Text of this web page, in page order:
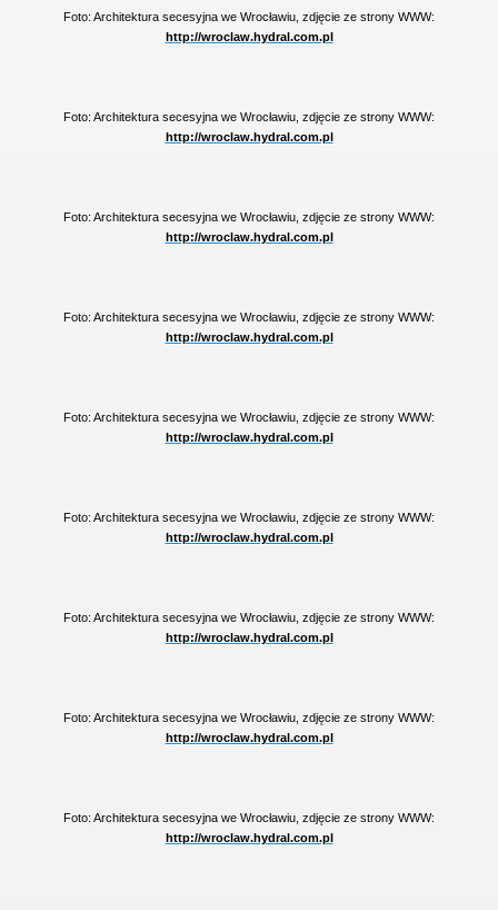
Foto: Architektura secesyjna we Wrocławiu, zdjęcie ze strony WWW:
http://wroclaw.hydral.com.pl
Foto: Architektura secesyjna we Wrocławiu, zdjęcie ze strony WWW:
http://wroclaw.hydral.com.pl
Foto: Architektura secesyjna we Wrocławiu, zdjęcie ze strony WWW:
http://wroclaw.hydral.com.pl
Foto: Architektura secesyjna we Wrocławiu, zdjęcie ze strony WWW:
http://wroclaw.hydral.com.pl
Foto: Architektura secesyjna we Wrocławiu, zdjęcie ze strony WWW:
http://wroclaw.hydral.com.pl
Foto: Architektura secesyjna we Wrocławiu, zdjęcie ze strony WWW:
http://wroclaw.hydral.com.pl
Foto: Architektura secesyjna we Wrocławiu, zdjęcie ze strony WWW:
http://wroclaw.hydral.com.pl
Foto: Architektura secesyjna we Wrocławiu, zdjęcie ze strony WWW:
http://wroclaw.hydral.com.pl
Foto: Architektura secesyjna we Wrocławiu, zdjęcie ze strony WWW:
http://wroclaw.hydral.com.pl